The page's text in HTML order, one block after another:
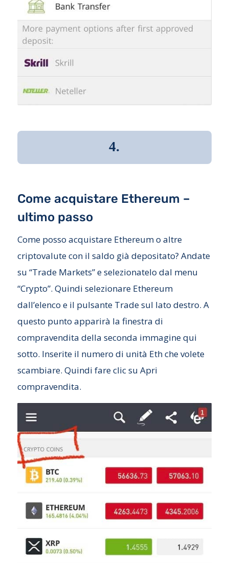
4.
Come acquistare Ethereum –
ultimo passo
Come posso acquistare Ethereum o altre
criptovalute con il saldo già depositato? Andate
su “Trade Markets” e selezionatelo dal menu
“Crypto”. Quindi selezionare Ethereum
dall’elenco e il pulsante Trade sul lato destro. A
questo punto apparirà la finestra di
compravendita della seconda immagine qui
sotto. Inserite il numero di unità Eth che volete
scambiare. Quindi fare clic su Apri
compravendita.